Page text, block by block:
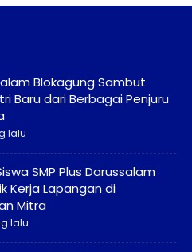
Blokagung Sambut
Baru dari Berbagai Penjuru
lalu
SMP Plus Darussalam
Kerja Lapangan di
Mitra
lalu